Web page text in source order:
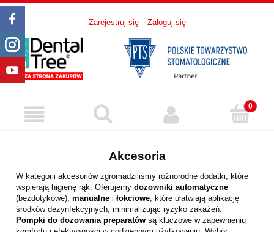
Zarejestruj się Zaloguj się
Akcesoria
W kategorii akcesoriów zgromadziliśmy różnorodne dodatki, które
wspierają higienę rąk. Oferujemy dozowniki automatyczne
(bezdotykowe), manualne i łokciowe, które ułatwiają aplikację
środków dezynfekcyjnych, minimalizując ryzyko zakażeń.
Pompki do dozowania preparatów są kluczowe w zapewnieniu